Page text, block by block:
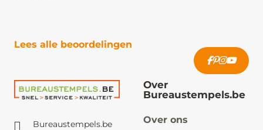
Lees alle beoordelingen
Bureaustempels.be
Over
Bureaustempels.be
Over ons